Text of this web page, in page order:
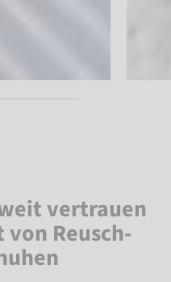
vertrauen
Reusch-